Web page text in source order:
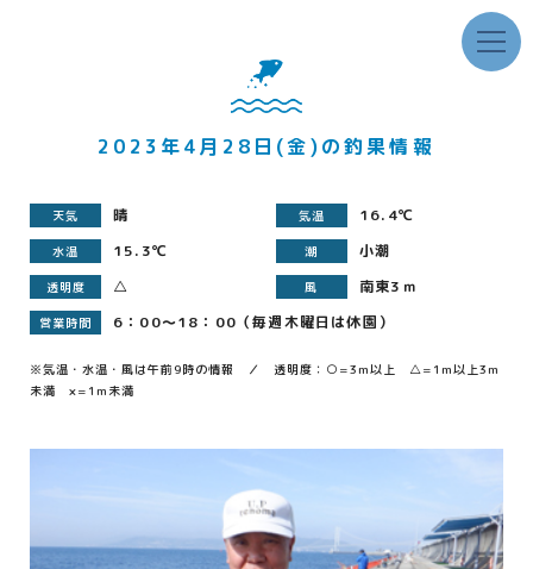
2023年4月28日(金)の釣果情報
天気 晴 気温 16.4℃
水温 15.3℃ 潮 小潮
透明度 △ 風 南東3ｍ
営業時間 6：00～18：00（毎週木曜日は休園）
※気温・水温・風は午前9時の情報 ／ 透明度：○=3m以上 △=1m以上3m
未満 ×=1m未満